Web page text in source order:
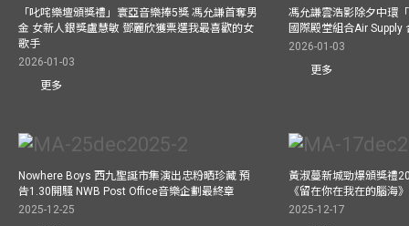
「叱咤樂壇頒獎禮」寰亞音樂捧5獎 馮允謙首奪男
金 女新人銀獎盧慧敏 鄧麗欣獲票選我最喜歡的女
歌手
2026-01-03
更多
馮允謙雲浩影除夕中環
國際殿堂組合Air Supply
2026-01-03
更多
Nowhere Boys 西九聖誕市集演出忠粉晒珍藏 預
告1.30開騷 NWB Post Office音樂企劃最終章
2025-12-25
黃淑蔓新城勁爆頒獎禮
《留在你在我在的腦海
2025-12-17